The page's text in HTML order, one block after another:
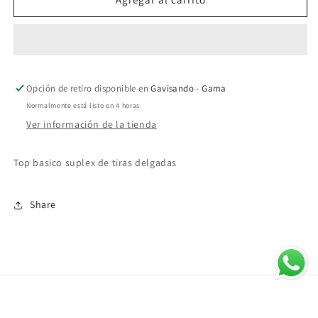
Opción de retiro disponible enGavisando - Gama
Normalmente está listo en 4 horas
Ver información de la tienda
Top basico suplex de tiras delgadas
Share